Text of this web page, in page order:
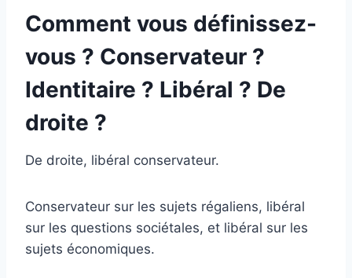
Comment vous définissez-
vous ? Conservateur ?
Identitaire ? Libéral ? De
droite ?
De droite, libéral conservateur.
Conservateur sur les sujets régaliens, libéral
sur les questions sociétales, et libéral sur les
sujets économiques.